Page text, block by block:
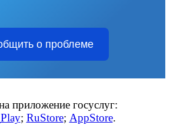
о проблеме
приложение госуслуг:
; RuStore; AppStore.